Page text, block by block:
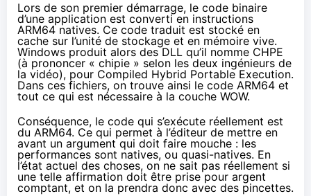
Lors de son premier démarrage, le code binaire
d’une application est converti en instructions
ARM64 natives. Ce code traduit est stocké en
cache sur l’unité de stockage et en mémoire vive.
Windows produit alors des DLL qu’il nomme CHPE
(à prononcer « chipie » selon les deux ingénieurs de
la vidéo), pour Compiled Hybrid Portable Execution.
Dans ces fichiers, on trouve ainsi le code ARM64 et
tout ce qui est nécessaire à la couche WOW.
Conséquence, le code qui s’exécute réellement est
du ARM64. Ce qui permet à l’éditeur de mettre en
avant un argument qui doit faire mouche : les
performances sont natives, ou quasi-natives. En
l’état actuel des choses, on ne sait pas réellement si
une telle affirmation doit être prise pour argent
comptant, et on la prendra donc avec des pincettes.